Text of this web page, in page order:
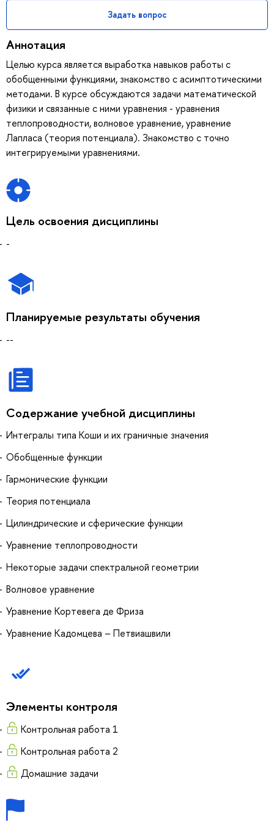
Задать вопрос
Аннотация
Целью курса является выработка навыков работы с
обобщенными функциями, знакомство с асимптотическими
методами. В курсе обсуждаются задачи математической
физики и связанные с ними уравнения - уравнения
теплопроводности, волновое уравнение, уравнение
Лапласа (теория потенциала). Знакомство с точно
интегрируемыми уравнениями.
Цель освоения дисциплины
-
Планируемые результаты обучения
--
Содержание учебной дисциплины
Интегралы типа Коши и их граничные значения
Обобщенные функции
Гармонические функции
Теория потенциала
Цилиндрические и сферические функции
Уравнение теплопроводности
Некоторые задачи спектральной геометрии
Волновое уравнение
Уравнение Кортевега де Фриза
Уравнение Кадомцева – Петвиашвили
Элементы контроля
Контрольная работа 1
Контрольная работа 2
Домашние задачи